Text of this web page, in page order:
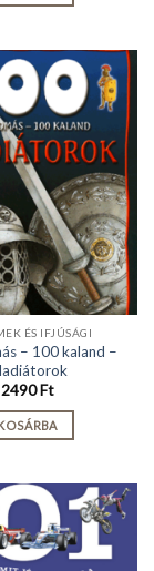
ÉS IFJÚSÁGI
– 100 kaland –
2490Ft